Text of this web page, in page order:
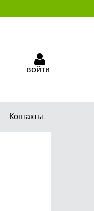
войти
Контакты